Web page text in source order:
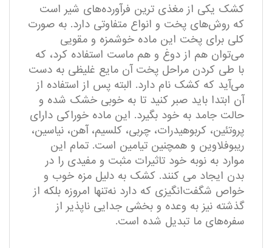
کشک یکی از مغذی ترین فرآورده‌های شیر است
که روش‌های پخت و انواع متفاوتی دارد. به صورت
کلی برای پخت این ماده خوشمزه و مقویی
می‌توان هم از دوغ و هم ماست استفاده کرد، که
با طی کردن مراحل پخت آن مایع غلیظی به‌ دست
می‌آید که کشک نام دارد. البته پس از استفاده از
آن ابتدا باید صبر کنید تا به خوبی خشک شده و
حالت جامد به خود بگیرد. این ماده خوراکی دارای
پروتئین، کربوهیدرات، چربی، کلسیم، آهن، نیاسین،
ریبوفلاوین و همچنین تیامین است. تمام این
موارد به نوبه خود تاثیرات مثبت و مفیدی را در
بدن ایجاد می کنند. کشک به دلیل مزه خوب و
خواص شگفت‌انگیزی که دارد نه‌تنها امروزه بلکه از
گذشته نیز به وعده و بخشی جدایی ناپذیر از
سفره‌های ما تبدیل شده است.